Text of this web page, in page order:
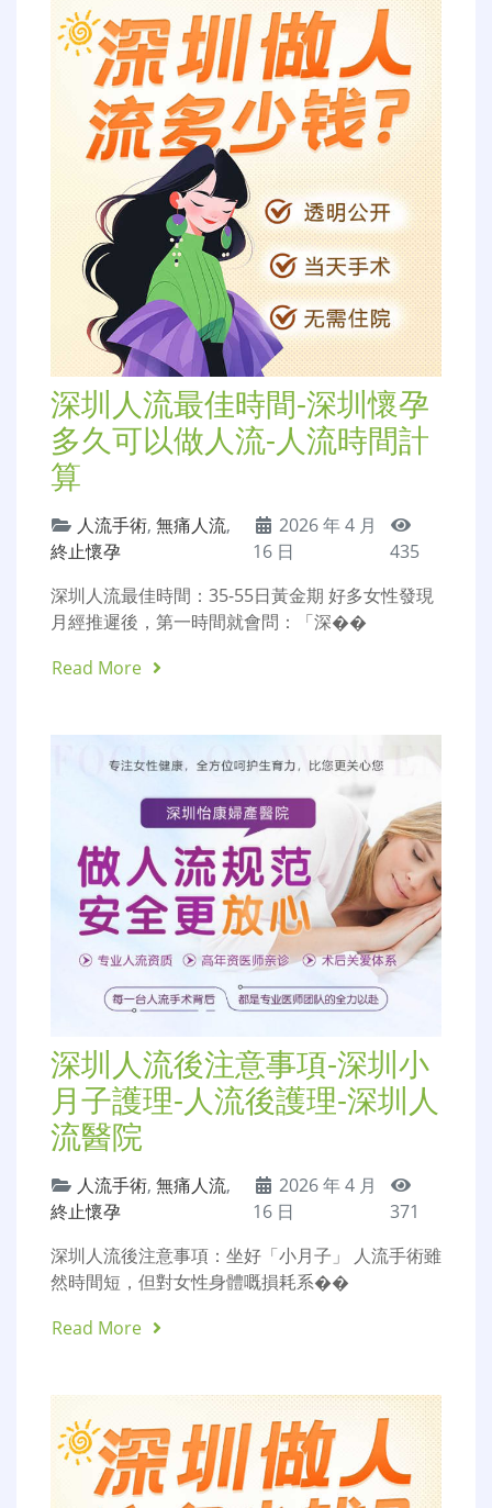
深圳人流最佳時間-深圳懷孕
多久可以做人流-人流時間計
算
人流手術, 無痛人流,
終止懷孕
2026 年 4 月
16 日
435
深圳人流最佳時間：35-55日黃金期 好多女性發現
月經推遲後，第一時間就會問：「深��
Read More
深圳人流後注意事項-深圳小
月子護理-人流後護理-深圳人
流醫院
人流手術, 無痛人流,
終止懷孕
2026 年 4 月
16 日
371
深圳人流後注意事項：坐好「小月子」 人流手術雖
然時間短，但對女性身體嘅損耗系��
Read More